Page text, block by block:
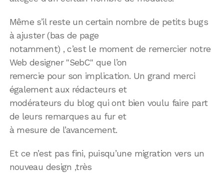
Même s’il reste un certain nombre de petits bugs
à ajuster (bas de page
notamment) , c’est le moment de remercier notre
Web designer "SebC" que l’on
remercie pour son implication. Un grand merci
également aux rédacteurs et
modérateurs du blog qui ont bien voulu faire part
de leurs remarques au fur et
à mesure de l’avancement.
Et ce n’est pas fini, puisqu’une migration vers un
nouveau design ,très